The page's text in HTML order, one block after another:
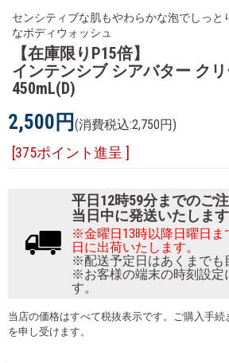
センシティブな肌もやわらかな泡でしっと
なボディウォッシュ
【在庫限りP15倍】
インテンシブ シアバター ク
450mL(D)
2,500円 (消費税込:2,750円)
[375ポイント進呈 ]
平日12時59分までのご注
当日中に発送いたします
※金曜日13時以降日曜日ま
日に出荷いたします。
※配送予定日はあくまでも
※お客様の端末の時刻設定
す。
当店の価格はすべて税抜表示です。ご購入手
を申し受けます。